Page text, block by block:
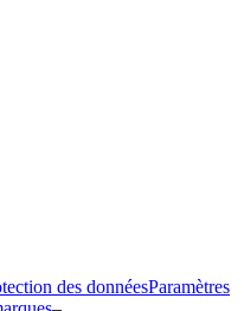
des donnéesParamètres